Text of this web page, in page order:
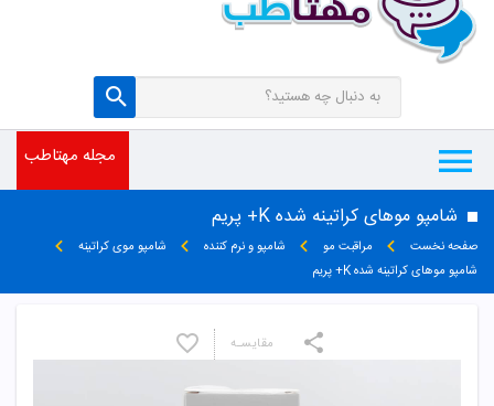
مجله مهتاطب
شامپو موهای کراتینه شده K+ پریم
صفحه نخست مراقبت مو شامپو و نرم کننده
شامپو موی کراتینه
شامپو موهای کراتینه شده K+ پریم
مقایسـه